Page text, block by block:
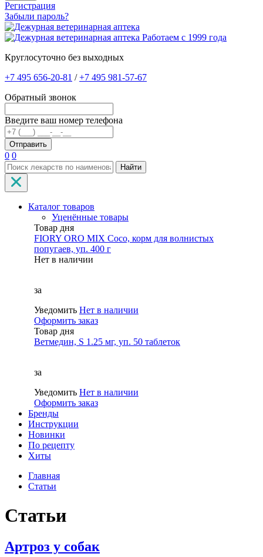
Регистрация
Забыли пароль?
Работаем с 1999 года
Круглосуточно без выходных
+7 495 656-20-81 /+7 495 981-57-67
Обратный звонок
Введите ваш номер телефона
0 0
Найти
Каталог товаров
Уценённые товары
Товар дня
FIORY ORO MIX Coco, корм для волнистых
попугаев, уп. 400 г
Нет в наличии
за
Уведомить Нет в наличии
Оформить заказ
Товар дня
Ветмедин, S 1.25 мг, уп. 50 таблеток
за
Уведомить Нет в наличии
Оформить заказ
Бренды
Инструкции
Новинки
По рецепту
Хиты
Главная
Статьи
Статьи
Артроз у собак